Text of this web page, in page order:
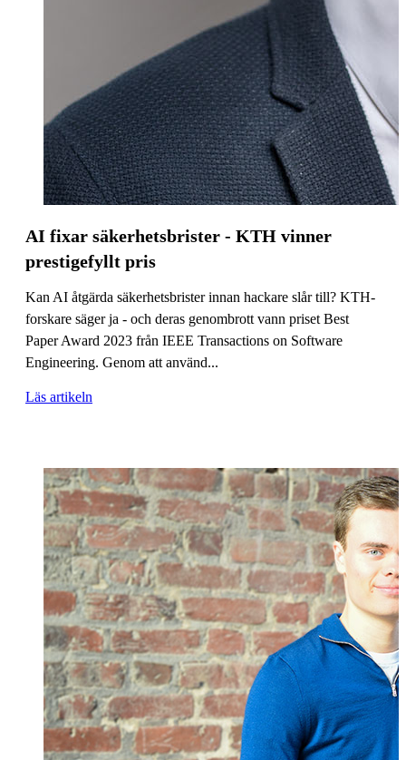
AI fixar säkerhetsbrister - KTH vinner
prestigefyllt pris
Kan AI åtgärda säkerhetsbrister innan hackare slår till? KTH-
forskare säger ja - och deras genombrott vann priset Best
Paper Award 2023 från IEEE Transactions on Software
Engineering. Genom att använd...
Läs artikeln